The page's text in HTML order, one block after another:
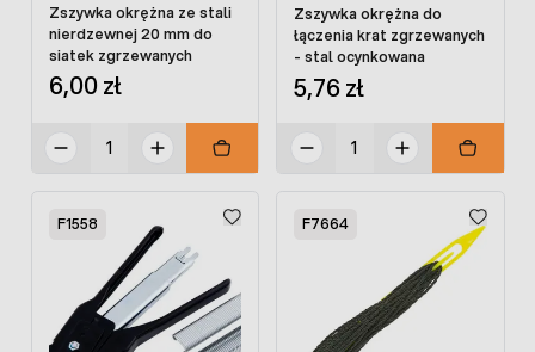
Zszywka okrężna ze stali
nierdzewnej 20 mm do
siatek zgrzewanych
6,00 zł
Zszywka okrężna do
łączenia krat zgrzewanych
- stal ocynkowana
5,76 zł
F1558 F7664